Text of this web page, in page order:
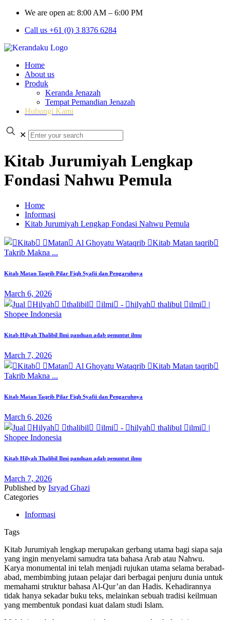
We are open at: 8:00 AM – 6:00 PM
Call us +61 (0) 3 8376 6284
Home
About us
Produk
Keranda Jenazah
Tempat Pemandian Jenazah
Hubungi Kami
✕
Kitab Jurumiyah Lengkap
Fondasi Nahwu Pemula
Home
Informasi
Kitab Jurumiyah Lengkap Fondasi Nahwu Pemula
Kitab Matan Taqrib Pilar Fiqh Syafii dan Pengaruhnya
March 6, 2026
Kitab Hilyah Thalibil Ilmi panduan adab penuntut ilmu
March 7, 2026
Kitab Matan Taqrib Pilar Fiqh Syafii dan Pengaruhnya
March 6, 2026
Kitab Hilyah Thalibil Ilmi panduan adab penuntut ilmu
March 7, 2026
Published by Isryad Ghazi
Categories
Informasi
Tags
Kitab Jurumiyah lengkap merupakan gerbang utama bagi siapa saja
yang ingin menyelami samudra tata bahasa Arab atau Nahwu.
Karya monumental ini telah menjadi rujukan utama selama berabad-
abad, membimbing jutaan pelajar dari berbagai penjuru dunia untuk
memahami struktur bahasa Al-Qur’an dan Hadis. Kehadirannya
tidak hanya sekadar buku teks, melainkan sebuah tradisi keilmuan
yang membentuk pondasi kuat dalam studi Islam.